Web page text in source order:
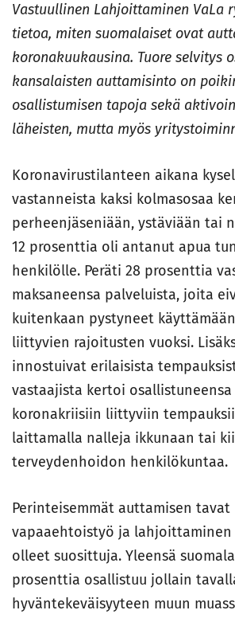
Vastuullinen Lahjoittaminen VaLa
tietoa, miten suomalaiset ovat
koronakuukausina. Tuore selvitys
kansalaisten auttamisinto on
osallistumisen tapoja sekä
läheisten, mutta myös
Koronavirustilanteen aikana
vastanneista kaksi kolmasosaa
perheenjäseniään, ystäviään tai
12 prosenttia oli antanut apua
henkilölle. Peräti 28 prosenttia
maksaneensa palveluista, joita
kuitenkaan pystyneet
liittyvien rajoitusten vuoksi.
innostuivat erilaisista
vastaajista kertoi
koronakriisiin liittyviin
laittamalla nalleja ikkunaan tai
terveydenhoidon henkilökuntaa.
Perinteisemmät auttamisen tavat
vapaaehtoistyö ja lahjoittaminen
olleet suosittuja. Yleensä
prosenttia osallistuu jollain
hyväntekeväisyyteen muun